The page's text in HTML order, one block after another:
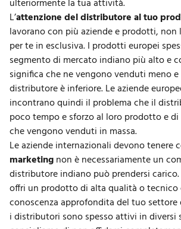
ulteriormente la tua attività.
L’attenzione del distributore al tuo
lavorano con più aziende e prodotti, non
per te in esclusiva. I prodotti europei
segmento di mercatoindiano più alto e
significa che ne vengono venduti meno
distributore è inferiore. Le aziende
incontrano quindi il problema che il
poco tempo e sforzo al loro prodottoe
che vengono venduti in massa.
Le aziende internazionali devono tenere
marketingnon è necessariamente un
distributore indiano può prendersi
offri un prodotto di alta qualità o tecnico
conoscenza approfondita del tuo
i distributori sono spesso attivi in diversi